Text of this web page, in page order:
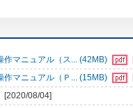
作マニュアル（ス... (42MB)
作マニュアル（Ｐ... (15MB)
[2020/08/04]